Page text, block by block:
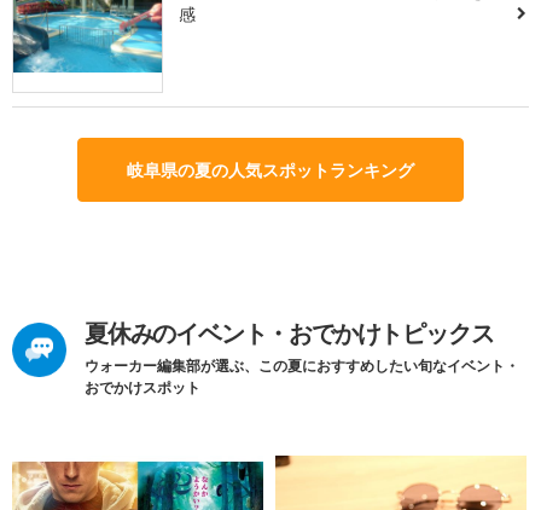
感
岐阜県の夏の人気スポットランキング
夏休みのイベント・おでかけトピックス
ウォーカー編集部が選ぶ、この夏におすすめしたい旬なイベント・
おでかけスポット